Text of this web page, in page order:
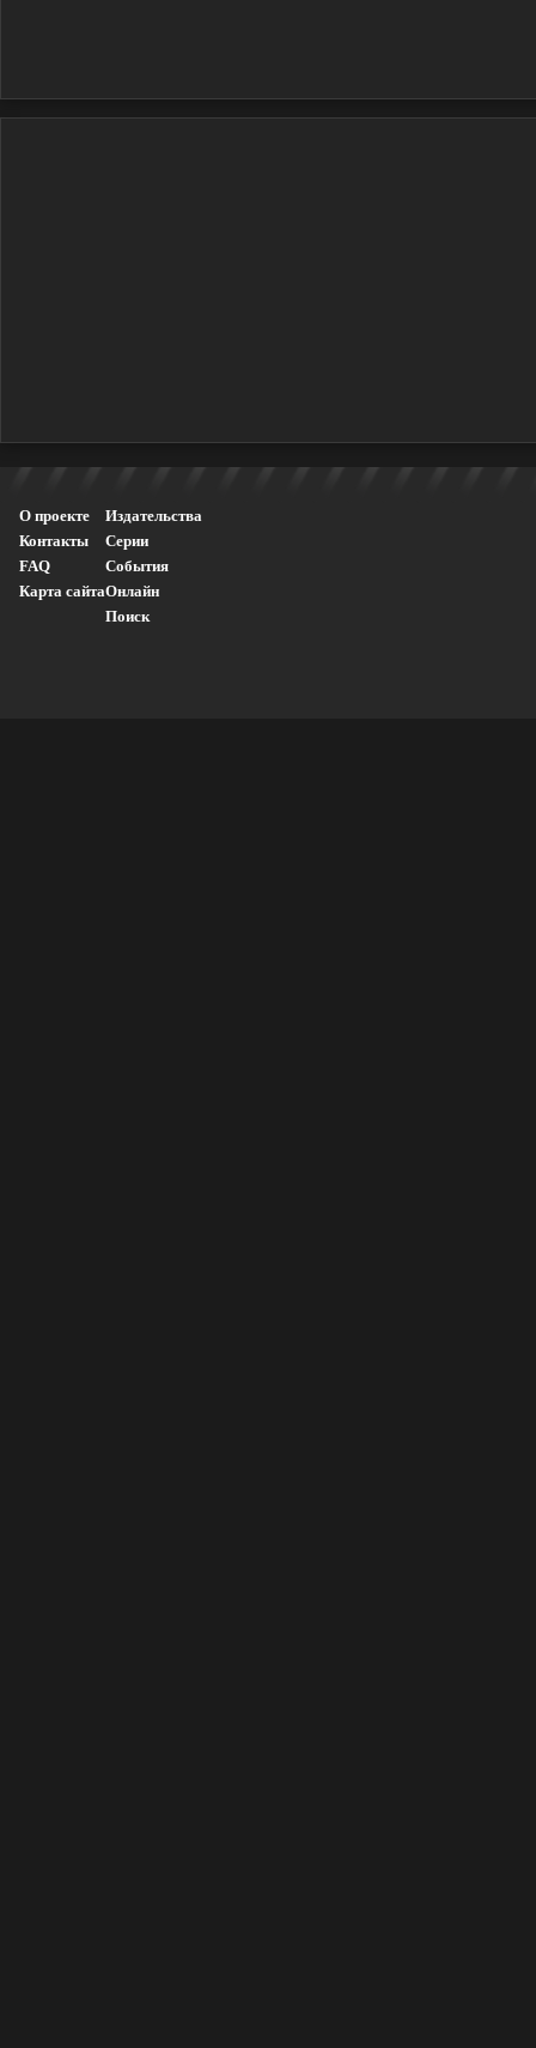
О проекте
Контакты
FAQ
Карта сайта
Издательства
Серии
События
Онлайн
Поиск